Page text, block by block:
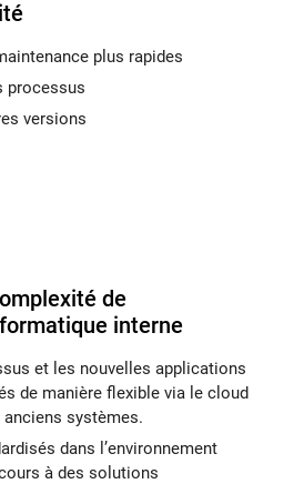
plus rapides
processus
versions
de
interne
et les nouvelles applications
de manière flexible via le cloud
systèmes.
dans l’environnement
à des solutions